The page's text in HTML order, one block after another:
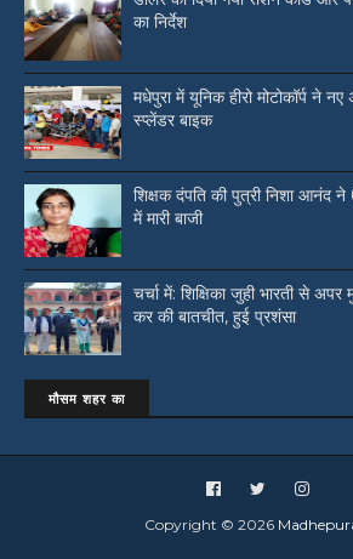
का निर्देश
मधेपुरा में यूनिक हीरो मोटोकॉर्प ने
स्प्लेंडर बाइक
शिक्षक दंपति की पुत्री निशा आनंद ने
में मारी बाजी
चर्चा में: शिक्षिका जुही भारती से
कर की बातचीत, हुई प्रशंसा
मौसम शहर का
Copyright © 2026